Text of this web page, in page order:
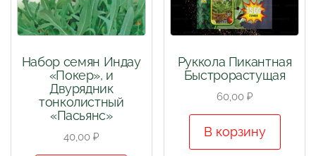
Набор семян Индау
«Покер», и
Двурядник
тонколистный
«Пасьянс»
40,00 ₽
Руккола Пикантная
Быстрорастущая
60,00 ₽
В корзину